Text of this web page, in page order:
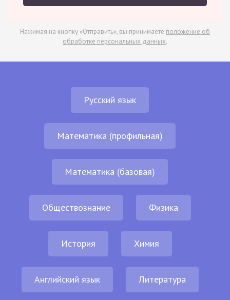
Нажимая на кнопку «Отправить», вы принимаете положение об
обработке персональных данных.
Русский язык
Математика (профильная)
Математика (базовая)
Обществознание Физика
История Химия
Английский язык Литература